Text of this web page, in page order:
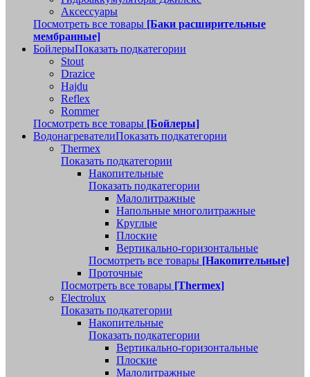
Аксессуары
Посмотреть все товары [Баки расширительные
мембранные]
БойлерыПоказать подкатегории
Stout
Drazice
Hajdu
Reflex
Rommer
Посмотреть все товары [Бойлеры]
ВодонагревателиПоказать подкатегории
Thermex
Показать подкатегории
Накопительные
Показать подкатегории
Малолитражные
Напольные многолитражные
Круглые
Плоские
Вертикально-горизонтальные
Посмотреть все товары [Накопительные]
Проточные
Посмотреть все товары [Thermex]
Electrolux
Показать подкатегории
Накопительные
Показать подкатегории
Вертикально-горизонтальные
Плоские
Малолитражные